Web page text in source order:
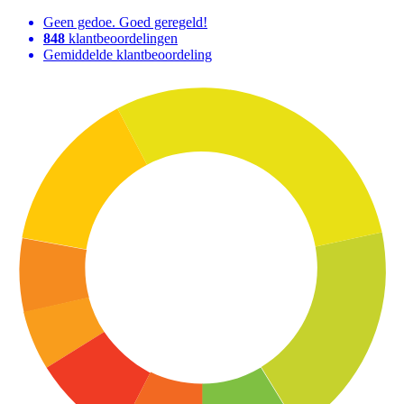
Geen gedoe. Goed geregeld!
848 klantbeoordelingen
Gemiddelde klantbeoordeling